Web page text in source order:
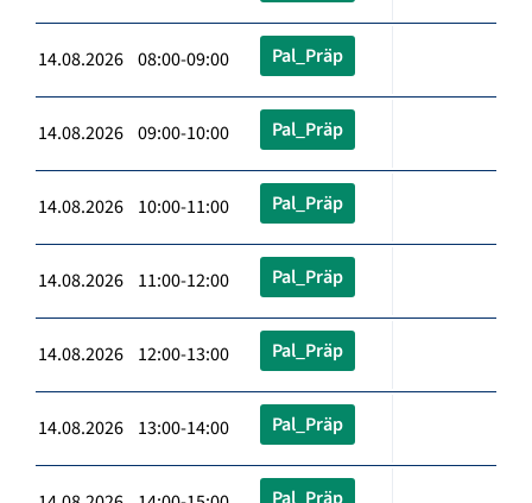
14.08.2026 08:00-09:00 Pal_Präp
14.08.2026 09:00-10:00 Pal_Präp
14.08.2026 10:00-11:00 Pal_Präp
14.08.2026 11:00-12:00 Pal_Präp
14.08.2026 12:00-13:00 Pal_Präp
14.08.2026 13:00-14:00 Pal_Präp